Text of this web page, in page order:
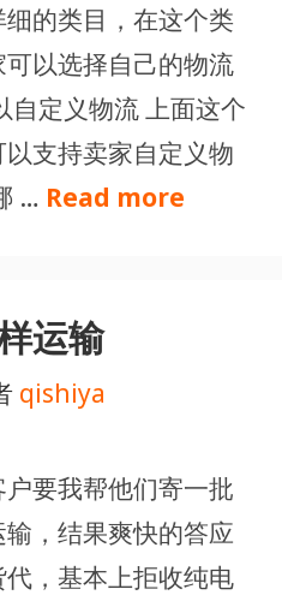
的类目，在这个类
以选择自己的物流
自定义物流 上面这个
支持卖家自定义物
… Read more
运输
qishiya
要我帮他们寄一批
，结果爽快的答应
，基本上拒收纯电